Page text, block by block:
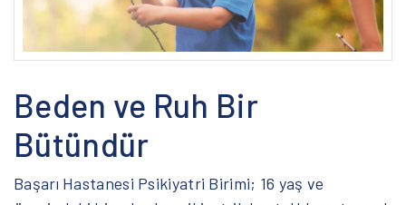
Beden ve Ruh Bir
Bütündür
Başarı Hastanesi Psikiyatri Birimi; 16 yaş ve